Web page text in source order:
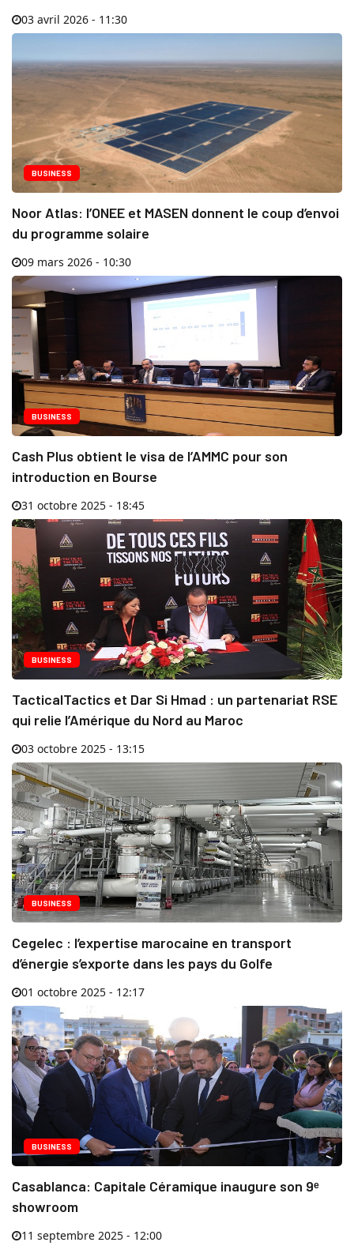
03 avril 2026 - 11:30
BUSINESS
Noor Atlas: l’ONEE et MASEN donnent le coup d’envoi
du programme solaire
09 mars 2026 - 10:30
BUSINESS
Cash Plus obtient le visa de l’AMMC pour son
introduction en Bourse
31 octobre 2025 - 18:45
BUSINESS
TacticalTactics et Dar Si Hmad : un partenariat RSE
qui relie l’Amérique du Nord au Maroc
03 octobre 2025 - 13:15
BUSINESS
Cegelec : l’expertise marocaine en transport
d’énergie s’exporte dans les pays du Golfe
01 octobre 2025 - 12:17
BUSINESS
Casablanca: Capitale Céramique inaugure son 9ᵉ
showroom
11 septembre 2025 - 12:00